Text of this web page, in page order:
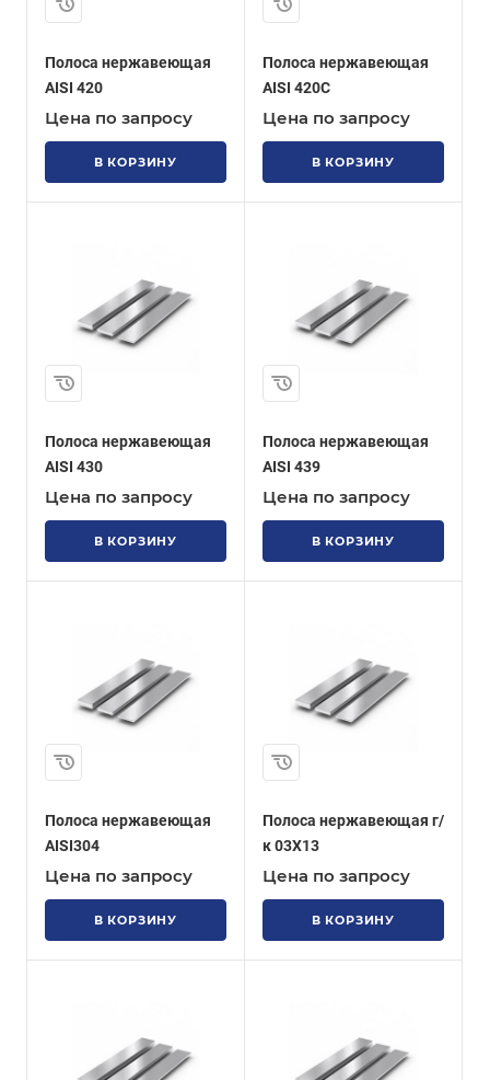
Полоса нержавеющая
AISI 420
Цена по запросу
В КОРЗИНУ
Полоса нержавеющая
AISI 420C
Цена по запросу
В КОРЗИНУ
Полоса нержавеющая
AISI 430
Цена по запросу
В КОРЗИНУ
Полоса нержавеющая
AISI 439
Цена по запросу
В КОРЗИНУ
Полоса нержавеющая
AISI304
Цена по запросу
В КОРЗИНУ
Полоса нержавеющая г/
к 03Х13
Цена по запросу
В КОРЗИНУ